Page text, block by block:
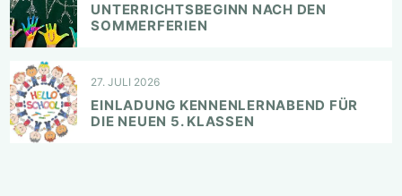
UNTERRICHTSBEGINN NACH DEN
SOMMERFERIEN
27. JULI 2026
EINLADUNG KENNENLERNABEND FÜR
DIE NEUEN 5. KLASSEN